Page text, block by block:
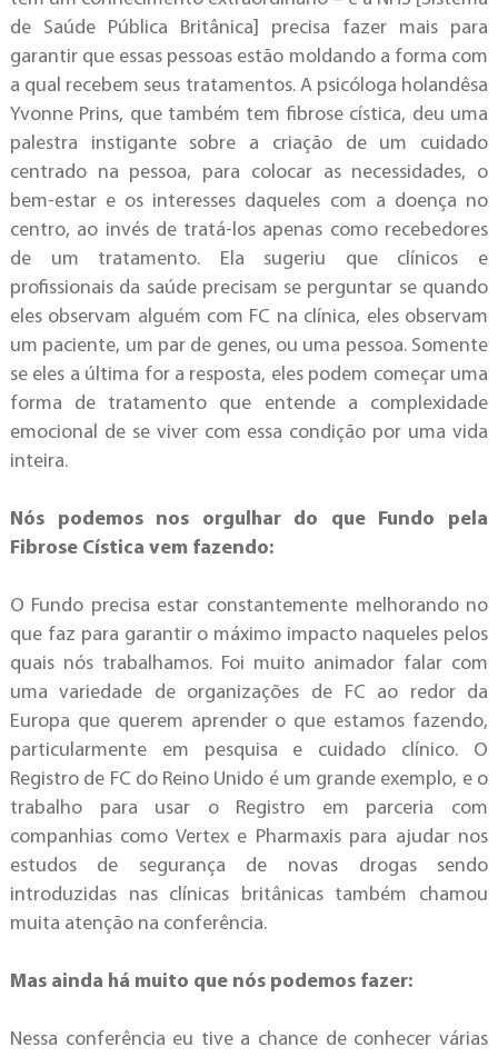
de Saúde Pública Britânica] precisa fazer mais para
garantir que essas pessoas estão moldando a forma com
a qual recebem seus tratamentos. A psicóloga holandêsa
Yvonne Prins, que também tem fibrose cística, deu uma
palestra instigante sobre a criação de um cuidado
centrado na pessoa, para colocar as necessidades, o
bem-estar e os interesses daqueles com a doença no
centro, ao invés de tratá-los apenas como recebedores
de um tratamento. Ela sugeriu que clínicos e
profissionais da saúde precisam se perguntar se quando
eles observam alguém com FC na clínica, eles observam
um paciente, um par de genes, ou uma pessoa. Somente
se eles a última for a resposta, eles podem começar uma
forma de tratamento que entende a complexidade
emocional de se viver com essa condição por uma vida
inteira.
Nós podemos nos orgulhar do que Fundo pela
Fibrose Cística vem fazendo:
O Fundo precisa estar constantemente melhorando no
que faz para garantir o máximo impacto naqueles pelos
quais nós trabalhamos. Foi muito animador falar com
uma variedade de organizações de FC ao redor da
Europa que querem aprender o que estamos fazendo,
particularmente em pesquisa e cuidado clínico. O
Registro de FC do Reino Unido é um grande exemplo, e o
trabalho para usar o Registro em parceria com
companhias como Vertex e Pharmaxis para ajudar nos
estudos de segurança de novas drogas sendo
introduzidas nas clínicas britânicas também chamou
muita atenção na conferência.
Mas ainda há muito que nós podemos fazer:
Nessa conferência eu tive a chance de conhecer várias